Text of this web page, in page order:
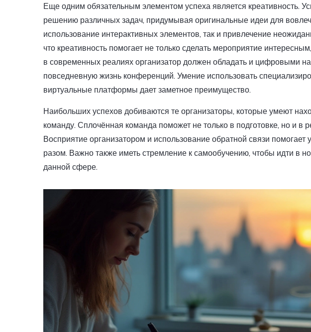
Еще одним обязательным элементом успеха является креативность.
решению различных задач, придумывая оригинальные идеи для
использование интерактивных элементов, так и привлечение
что креативность помогает не только сделать мероприятие
в современных реалиях организатор должен обладать и цифровыми
повседневную жизнь конференций. Умение использовать
виртуальные платформы дает заметное преимущество.
Наибольших успехов добиваются те организаторы, которые умеют
команду. Сплочённая команда поможет не только в подготовке, но и в
Восприятие организатором и использование обратной связи помогает
разом. Важно также иметь стремление к самообучению, чтобы идти в
данной сфере.